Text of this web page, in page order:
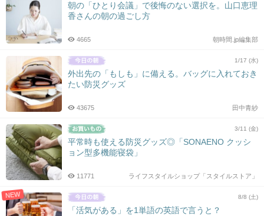
朝の「ひとり会議」で後悔のない選択を。山口恵理
香さんの朝の過ごし方
朝時間.jp編集部
4665
1/17 (水)
外出先の「もしも」に備える。バッグに入れておき
たい防災グッズ
田中青紗
43675
3/11 (金)
平常時も使える防災グッズ◎「SONAENO クッシ
ョン型多機能寝袋」
ライフスタイルショップ「スタイルストア」
11771
NEW 8/8 (土)
「活気がある」を1単語の英語で言うと？